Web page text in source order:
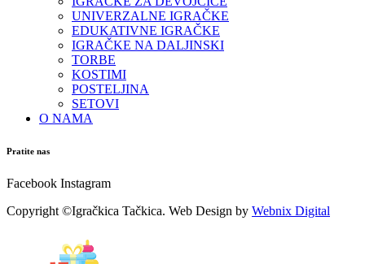
UNIVERZALNE IGRAČKE
EDUKATIVNE IGRAČKE
IGRAČKE NA DALJINSKI
TORBE
KOSTIMI
POSTELJINA
SETOVI
O NAMA
Pratite nas
Facebook Instagram
Copyright ©Igračkica Tačkica. Web Design by Webnix Digital